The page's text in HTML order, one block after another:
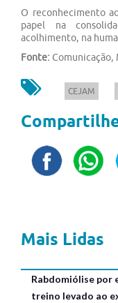
O reconhecimento
papel na
acolhimento, na
Fonte:
CEJAM
Mais Lidas
Rabdomiólise por
treino levado ao